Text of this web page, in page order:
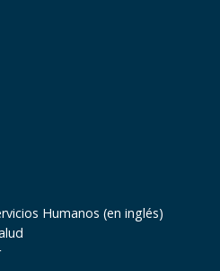
Humanos (en inglés)